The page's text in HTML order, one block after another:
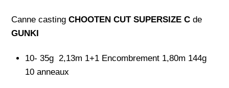
prix :
269,95€
Canne casting CHOOTEN CUT SUPERSIZE C de
GUNKI
10- 35g 2,13m 1+1 Encombrement 1,80m 144g
10 anneaux